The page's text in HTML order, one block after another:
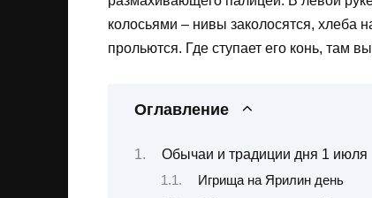
колосьями – нивы заколосятся, хлеба
прольются. Где ступает его конь, там
Оглавление
Обычаи и традиции дня 1 июля
Игрища на Ярилин день